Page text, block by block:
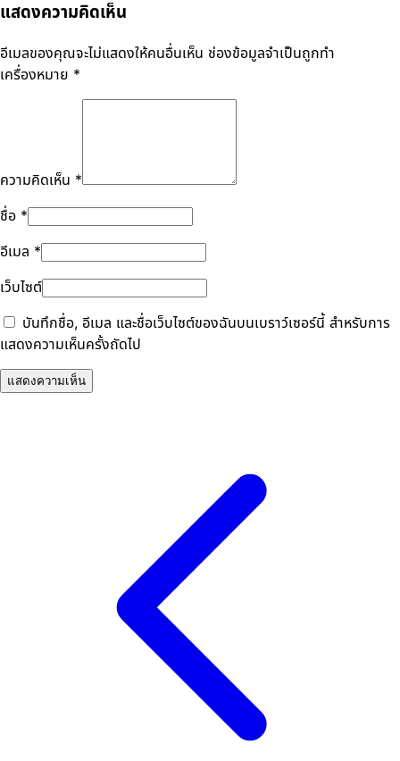
แสดงความคิดเห็น
อีเมลของคุณจะไม่แสดงให้คนอื่นเห็น ช่องข้อมูลจำเป็นถูกทำ
เครื่องหมาย *
ความคิดเห็น *
ชื่อ *
อีเมล *
เว็บไซต์
บันทึกชื่อ, อีเมล และชื่อเว็บไซต์ของฉันบนเบราว์เซอร์นี้ สำหรับการ
แสดงความเห็นครั้งถัดไป